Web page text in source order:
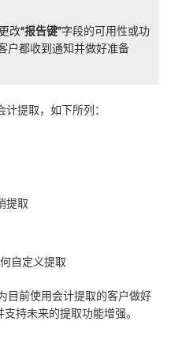
改“报告键”字段的可用性或功
户都收到通知并做好准备
提取，如下所列：
提取
自定义提取
目前使用会计提取的客户做好
持未来的提取功能增强。